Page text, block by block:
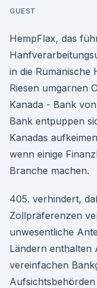
GUEST
HempFlax, das
in die Rumänische
Riesen umgarnen
Kanada - Bank
Bank entpuppen
Kanadas
wenn einige
Branche machen.
405. verhindert,
Zollpräferenzen
unwesentliche
Ländern enthalten
vereinfachen